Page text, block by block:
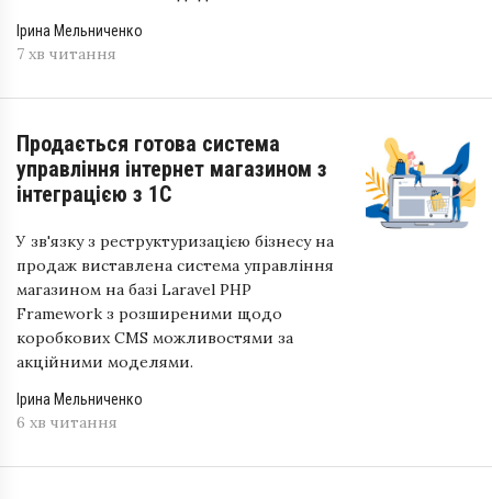
Ірина Мельниченко
7 хв читання
Продається готова система
управління інтернет магазином з
інтеграцією з 1С
У зв'язку з реструктуризацією бізнесу на
продаж виставлена ​​система управління
магазином на базі Laravel PHP
Framework з розширеними щодо
коробкових CMS можливостями за
акційними моделями.
Ірина Мельниченко
6 хв читання